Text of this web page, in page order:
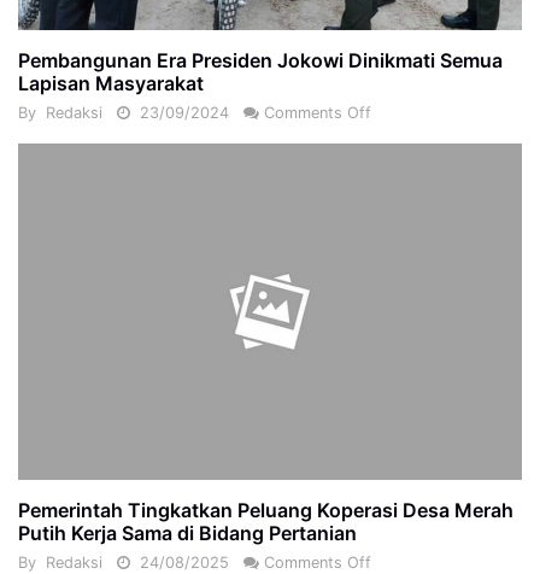
Pembangunan Era Presiden Jokowi Dinikmati Semua
Lapisan Masyarakat
By Redaksi 23/09/2024 Comments Off
Pemerintah Tingkatkan Peluang Koperasi Desa Merah
Putih Kerja Sama di Bidang Pertanian
By Redaksi 24/08/2025 Comments Off